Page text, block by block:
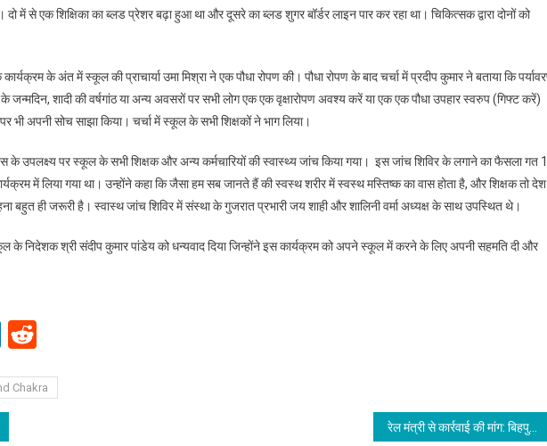
दो में से एक शिक्षिका का ब्लड प्रेशर बढ़ा हुआ था और दूसरे का ब्लड शुगर बॉर्डर लाइन पार कर रहा था। चिकित्सक द्वारा दोनों को
के अंत में स्कूल की प्राचार्या उमा मिश्रा ने एक पौधा रोपण की। पौधा रोपण के बाद चर्चा में प्रदीप कुमार ने बताया कि
जन्मदिन, शादी की वर्षगांठ या अन्य अवसरों पर सभी लोग एक एक वृक्षारोपण अवश्य करें या एक एक पौधा उपहार स्वरुप (गिफ्ट करें)
अपनी सोच साझा किया। चर्चा में स्कूल के सभी शिक्षकों ने भाग लिया।
के उपलक्ष्य पर स्कूल के सभी शिक्षक और अन्य कर्मचारियों की स्वास्थ्य जांच किया गया। इस जांच शिविर के लगाने का फैसला गत
में लिया गया था। उन्होंने कहा कि जैसा हम सब जानते हैं की स्वस्थ शरीर में स्वस्थ मस्तिष्क का वास होता है, और शिक्षक तो देश
बहुत ही जरूरी है। स्वास्थ जांच शिविर में संस्था के गुजरात प्रभारी जय शाही और शालिनी वर्मा अध्यक्ष के साथ उपस्थित थे।
निदेशक श्री संदीप कुमार पांडेय को धन्यवाद दिया जिन्होंने इस कार्यक्रम को अपने स्कूल में करने के लिए अपनी सहमति दी और
LinkedIn
Chakra